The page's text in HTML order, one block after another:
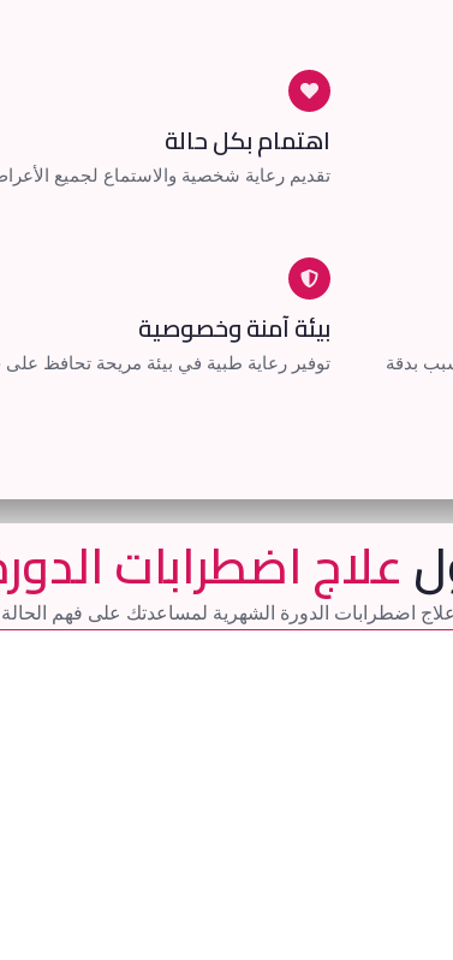
بدقة
اهتمام بكل حالة
تقديم رعاية شخصية والاستماع لجميع
بيئة آمنة وخصوصية
توفير رعاية طبية في بيئة مريحة تحافظ
علاج اضطرابات
اضطرابات الدورة الشهرية لمساعدتك على فهم الحالة